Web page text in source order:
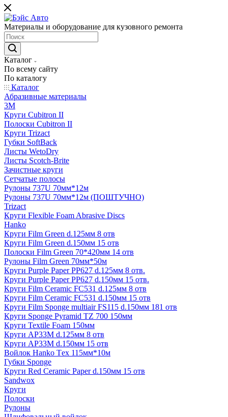
Материалы и оборудование для кузовного ремонта
Каталог
По всему сайту
По каталогу
Каталог
Абразивные материалы
3M
Круги Cubitron II
Полоски Cubitron II
Круги Trizact
Губки SoftBack
Листы WetoDry
Листы Scotch-Brite
Зачистные круги
Сетчатые полосы
Рулоны 737U 70мм*12м
Рулоны 737U 70мм*12м (ПОШТУЧНО)
Trizact
Круги Flexible Foam Abrasive Discs
Hanko
Круги Film Green d.125мм 8 отв
Круги Film Green d.150мм 15 отв
Полоски Film Green 70*420мм 14 отв
Рулоны Film Green 70мм*50м
Круги Purple Paper PP627 d.125мм 8 отв.
Круги Purple Paper PP627 d.150мм 15 отв.
Круги Film Ceramic FC531 d.125мм 8 отв
Круги Film Ceramic FC531 d.150мм 15 отв
Круги Film Sponge multiair FS115 d.150мм 181 отв
Круги Sponge Pyramid TZ 700 150мм
Круги Textile Foam 150мм
Круги AP33M d.125мм 8 отв
Круги AP33M d.150мм 15 отв
Войлок Hanko Tех 115мм*10м
Губки Sponge
Круги Red Ceramic Paper d.150мм 15 отв
Sandwox
Круги
Полоски
Рулоны